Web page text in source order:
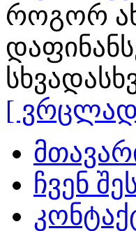
როგორ
[
ჩვენ